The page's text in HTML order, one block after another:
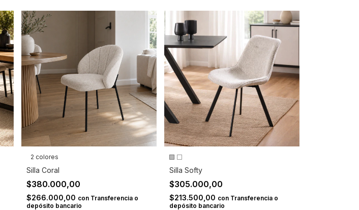
2 colores
Silla Coral
$380.000,00
$266.000,00 con Transferencia o
depósito bancario
Silla Softy
$305.000,00
$213.500,00 con Transferencia o
depósito bancario